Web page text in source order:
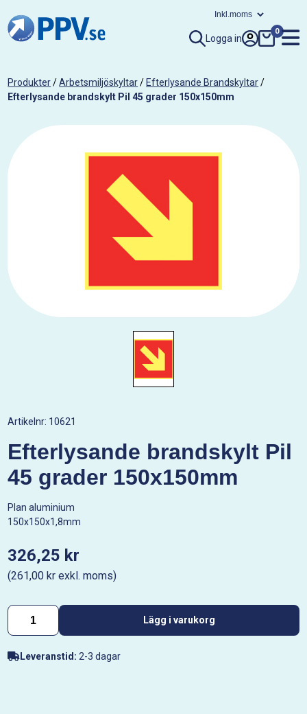
Logga in
0
Produkter/Arbetsmiljöskyltar/ Efterlysande Brandskyltar/
Efterlysande brandskylt Pil 45 grader 150x150mm
Artikelnr: 10621
Efterlysande brandskylt Pil
45 grader 150x150mm
Plan aluminium
150x150x1,8mm
326,25 kr
(261,00 kr exkl. moms)
Lägg i varukorg
Leveranstid: 2-3 dagar